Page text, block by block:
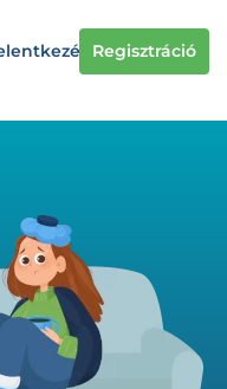
Regisztráció